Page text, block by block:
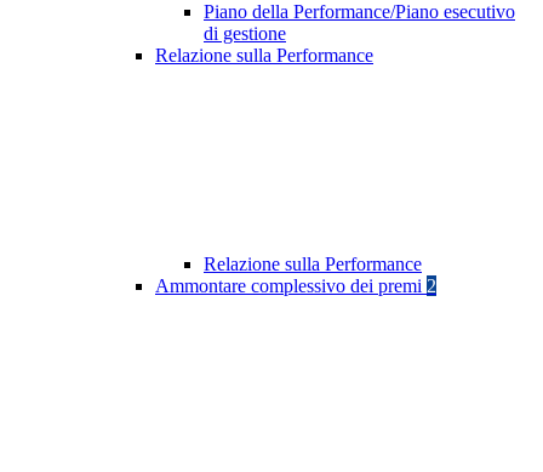
Piano della Performance/Piano esecutivo
di gestione
Relazione sulla Performance
Relazione sulla Performance
Ammontare complessivo dei premi 2